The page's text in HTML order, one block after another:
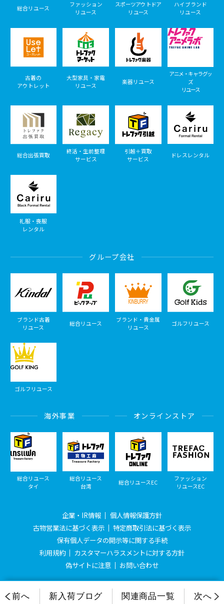
総合リユース
ファッション
リユース
スポーツアウトドア
リユース
ハイブランド
リユース
古着の
アウトレット
大型家具・家電
リユース
楽器リユース
アニメ・キャラグッ
ズ
リユース
総合出張買取
終活・生前整理
サービス
引越＋買取
サービス
ドレスレンタル
礼服・喪服
レンタル
グループ会社
ブランド古着
リユース
総合リユース
ブランド・貴金属
リユース
ゴルフリユース
ゴルフリユース
海外事業
総合リユース
タイ
総合リユース
台湾
オンラインストア
総合リユースEC
ファッション
リユースEC
企業・IR情報
個人情報保護方針
古物営業法に基づく表示
特定商取引法に基づく表示
保有個人データの開示等に関する手続
利用規約
カスタマーハラスメントに対する方針
偽サイトに注意
お問い合わせ
© Treasure Factory, All Rights Reserved.
前へ 新入荷ブログ 関連商品一覧 次へ